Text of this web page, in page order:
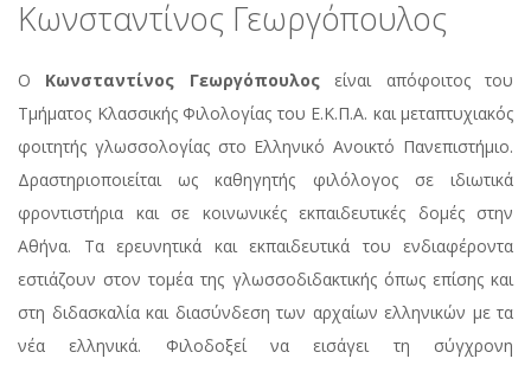
Κωνσταντίνος Γεωργόπουλος
Ο Κωνσταντίνος Γεωργόπουλοςείναι απόφοιτος του
Τμήματος Κλασσικής Φιλολογίας του Ε.Κ.Π.Α. και μεταπτυχιακός
φοιτητής γλωσσολογίας στο Ελληνικό Ανοικτό Πανεπιστήμιο.
Δραστηριοποιείται ως καθηγητής φιλόλογος σε ιδιωτικά
φροντιστήρια και σε κοινωνικές εκπαιδευτικές δομές στην
Αθήνα. Τα ερευνητικά και εκπαιδευτικά του ενδιαφέροντα
εστιάζουν στον τομέα της γλωσσοδιδακτικής όπως επίσης και
στη διδασκαλία και διασύνδεση των αρχαίων ελληνικών με τα
νέα ελληνικά. Φιλοδοξεί να εισάγει τη σύγχρονη